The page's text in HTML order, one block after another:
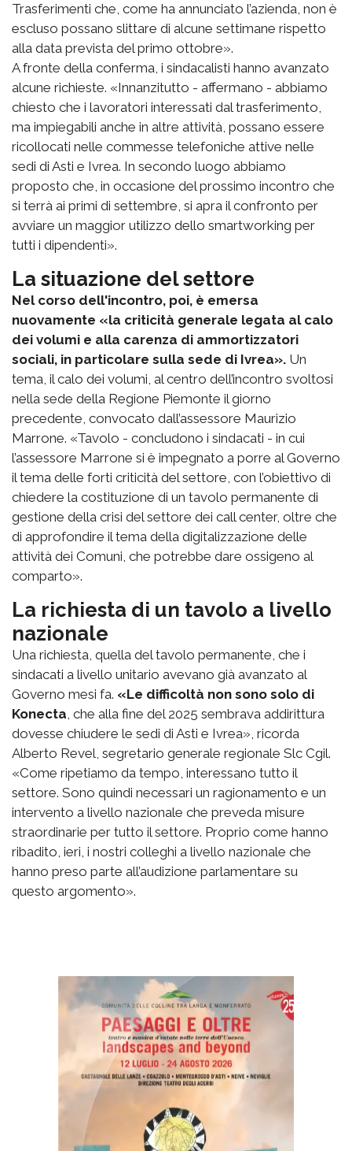
Trasferimenti che, come ha annunciato l’azienda, non è
escluso possano slittare di alcune settimane rispetto
alla data prevista del primo ottobre».
A fronte della conferma, i sindacalisti hanno avanzato
alcune richieste. «Innanzitutto - affermano - abbiamo
chiesto che i lavoratori interessati dal trasferimento,
ma impiegabili anche in altre attività, possano essere
ricollocati nelle commesse telefoniche attive nelle
sedi di Asti e Ivrea. In secondo luogo abbiamo
proposto che, in occasione del prossimo incontro che
si terrà ai primi di settembre, si apra il confronto per
avviare un maggior utilizzo dello smartworking per
tutti i dipendenti».
La situazione del settore
Nel corso dell'incontro, poi, è emersa
nuovamente «la criticità generale legata al calo
dei volumi e alla carenza di ammortizzatori
sociali, in particolare sulla sede di Ivrea». Un
tema, il calo dei volumi, al centro dell’incontro svoltosi
nella sede della Regione Piemonte il giorno
precedente, convocato dall’assessore Maurizio
Marrone. «Tavolo - concludono i sindacati - in cui
l’assessore Marrone si è impegnato a porre al Governo
il tema delle forti criticità del settore, con l’obiettivo di
chiedere la costituzione di un tavolo permanente di
gestione della crisi del settore dei call center, oltre che
di approfondire il tema della digitalizzazione delle
attività dei Comuni, che potrebbe dare ossigeno al
comparto».
La richiesta di un tavolo a livello
nazionale
Una richiesta, quella del tavolo permanente, che i
sindacati a livello unitario avevano già avanzato al
Governo mesi fa. «Le difficoltà non sono solo di
Konecta, che alla fine del 2025 sembrava addirittura
dovesse chiudere le sedi di Asti e Ivrea», ricorda
Alberto Revel, segretario generale regionale Slc Cgil.
«Come ripetiamo da tempo, interessano tutto il
settore. Sono quindi necessari un ragionamento e un
intervento a livello nazionale che preveda misure
straordinarie per tutto il settore. Proprio come hanno
ribadito, ieri, i nostri colleghi a livello nazionale che
hanno preso parte all’audizione parlamentare su
questo argomento».